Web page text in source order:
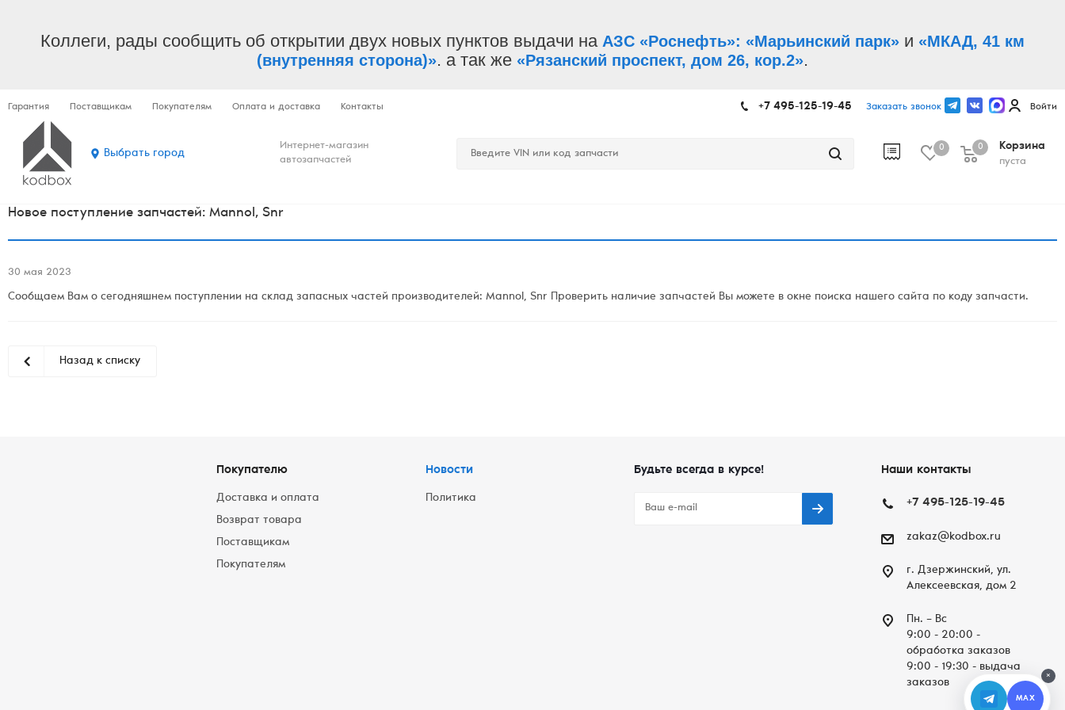
Коллеги, рады сообщить об открытии двух новых пунктов выдачи на АЗС «Роснефть»: «Марьинский парк» и «МКАД, 41 км
(внутренняя сторона)». а так же «Рязанский проспект, дом 26, кор.2».
Гарантия Поставщикам Покупателям Оплата и доставка Контакты +7 495-125-19-45 Заказать звонок Войти
Выбрать город
Интернет-магазин
автозапчастей
0
Корзина
пуста
0
Новое поступление запчастей: Mannol, Snr
30 мая 2023
Сообщаем Вам о сегодняшнем поступлении на склад запасных частей производителей: Mannol, Snr Проверить наличие запчастей Вы можете в окне поиска нашего сайта по коду запчасти.
Назад к списку
Покупателю
Доставка и оплата
Возврат товара
Поставщикам
Покупателям
Новости
Политика
Будьте всегда в курсе! Наши контакты
+7 495-125-19-45
zakaz@kodbox.ru
г. Дзержинский, ул.
Алексеевская, дом 2
Пн. – Вc
9:00 - 20:00 -
обработка заказов
9:00 - 19:30 - выдача
заказов
×
MAX